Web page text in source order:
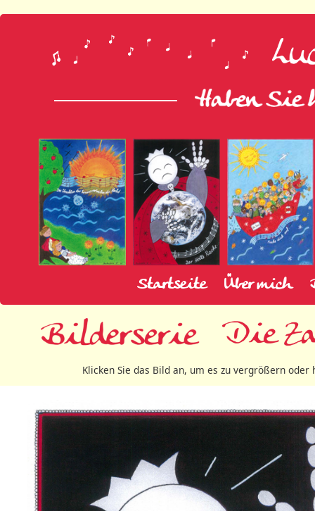
Startseite Über mich
Klicken Sie das Bild an, um es zu vergrößern oder